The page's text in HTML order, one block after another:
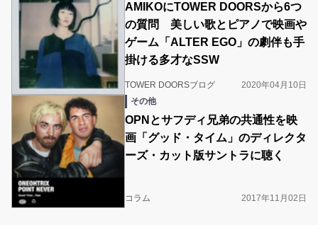
AMIKOにTOWER DOORSから6つ
の質問 美しい歌とピアノで映画や
ゲーム「ALTER EGO」の劇伴も手
掛ける多才なSSW
TOWER DOORSブログ
2020年04月10日
その他
OPNとサフディ兄弟の共通性を映
画「グッド・タイム」のディレクタ
ーズ・カット版サントラに聴く
コラム 2017年11月02日